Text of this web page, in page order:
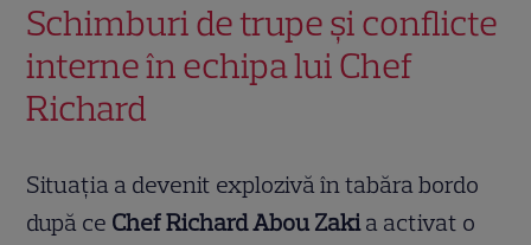
Schimburi de trupe și conflicte
interne în echipa lui Chef
Richard
Situația a devenit explozivă în tabăra bordo
după ce Chef Richard Abou Zakia activat o